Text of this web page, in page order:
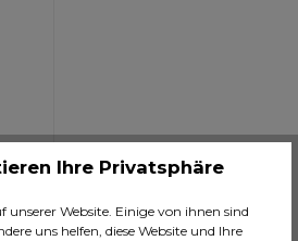
Ihre Privatsphäre
unserer Website. Einige von ihnen sind
uns helfen, diese Website und Ihre